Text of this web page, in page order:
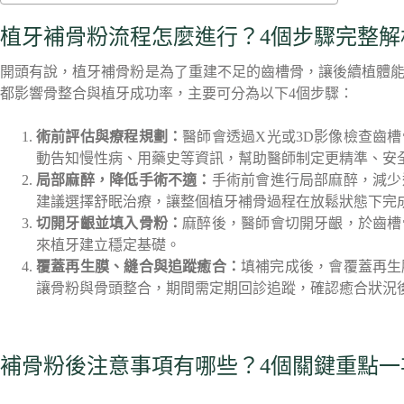
植牙補骨粉流程怎麼進行？4個步驟完整
開頭有說，植牙補骨粉是為了重建不足的齒槽骨，讓後續植體
都影響骨整合與植牙成功率，主要可分為以下4個步驟：
術前評估與療程規劃：醫師會透過X光或3D影像檢查齒
動告知慢性病、用藥史等資訊，幫助醫師制定更精準、安
局部麻醉，降低手術不適： 手術前會進行局部麻醉，減
建議選擇舒眠治療，讓整個植牙補骨過程在放鬆狀態下完
切開牙齦並填入骨粉： 麻醉後，醫師會切開牙齦，於齒
來植牙建立穩定基礎。
覆蓋再生膜、縫合與追蹤癒合：填補完成後，會覆蓋再
讓骨粉與骨頭整合，期間需定期回診追蹤，確認癒合狀況
補骨粉後注意事項有哪些？4個關鍵重點